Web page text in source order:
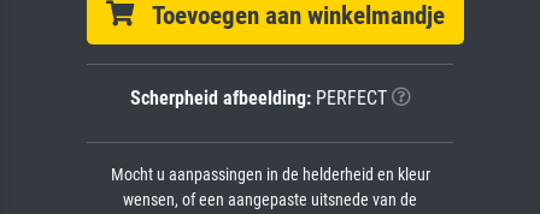
Toevoegen aan winkelmandje
Scherpheid afbeelding:PERFECT
Mocht u aanpassingen in de helderheid en kleur
wensen, of een aangepaste uitsnede van de